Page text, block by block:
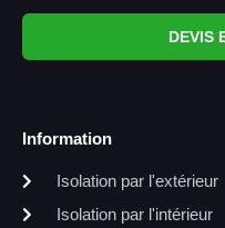
DEVIS
Information
Isolation par l'extérieur
Isolation par l'intérieur